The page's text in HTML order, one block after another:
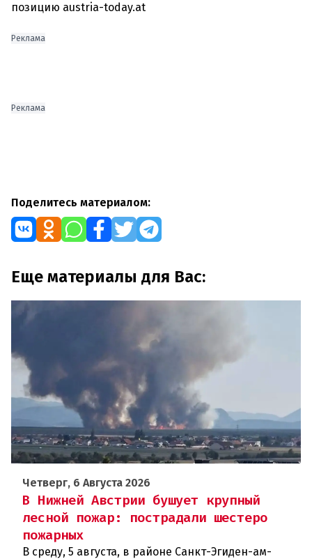
позицию austria-today.at
Реклама
Реклама
Поделитесь материалом:
Еще материалы для Вас:
Четверг, 6 Августа 2026
В Нижней Австрии бушует крупный
лесной пожар: пострадали шестеро
пожарных
В среду, 5 августа, в районе Санкт-Эгиден-ам-